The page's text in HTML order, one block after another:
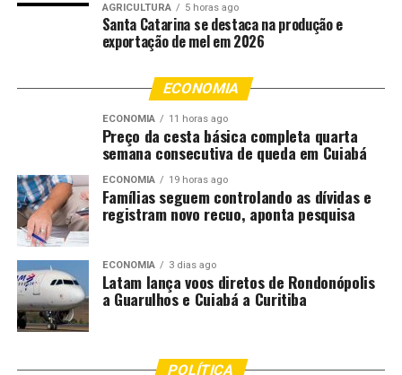
Durante a inspeção, o presidente do TCE recebeu
informações de que o galpão armazenava materiais
móveis, equipamentos e livros utilizados nas escolas do
“Aqui eu ouvi dizer que tinha muito material: carteiras,
equipamentos, geladeiras, cadeiras, livros. Isso aqui é
uma catástrofe para o município”, afirmou.
Ao ser informado de que jornalistas aguardavam acesso
a um relatório detalhado dos bens que estavam
armazenados no local, Sérgio Ricardo destacou que os
documentos deverão ser apresentados aos órgãos
responsáveis pela fiscalização.
“As autoridades, a Câmara de Vereadores, o Tribunal de
AGRICULTURA 5 horas ago
Santa Catarina se destaca na produção e
exportação de mel em 2026
ECONOMIA
ECONOMIA 11 horas ago
Preço da cesta básica completa quarta
semana consecutiva de queda em Cuiabá
ECONOMIA 19 horas ago
Famílias seguem controlando as dívidas e
registram novo recuo, aponta pesquisa
ECONOMIA 3 dias ago
Latam lança voos diretos de Rondonópolis
a Guarulhos e Cuiabá a Curitiba
POLÍTICA